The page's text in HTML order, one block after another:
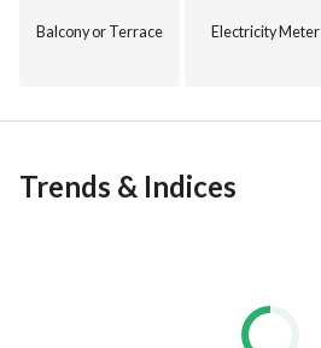
Balcony or Terrace Electricity Meter
Trends & Indices